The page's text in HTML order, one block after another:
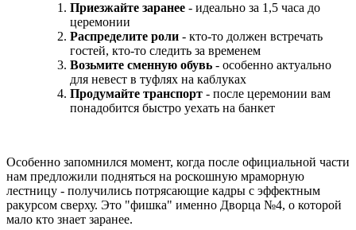
Приезжайте заранее - идеально за 1,5 часа до
церемонии
Распределите роли - кто-то должен встречать
гостей, кто-то следить за временем
Возьмите сменную обувь - особенно актуально
для невест в туфлях на каблуках
Продумайте транспорт - после церемонии вам
понадобится быстро уехать на банкет
Особенно запомнился момент, когда после официальной части
нам предложили подняться на роскошную мраморную
лестницу - получились потрясающие кадры с эффектным
ракурсом сверху. Это "фишка" именно Дворца №4, о которой
мало кто знает заранее.